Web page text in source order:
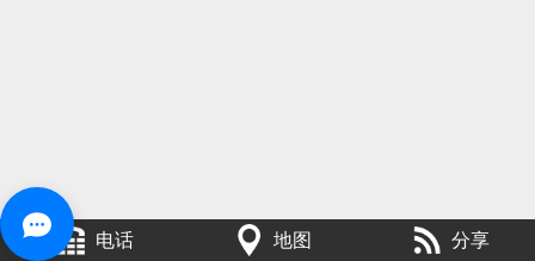
电话 地图 分享